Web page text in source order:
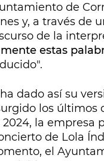
de
y, a través de
de la
estas
dado así su
los últimos
la empresa
de Lola
el